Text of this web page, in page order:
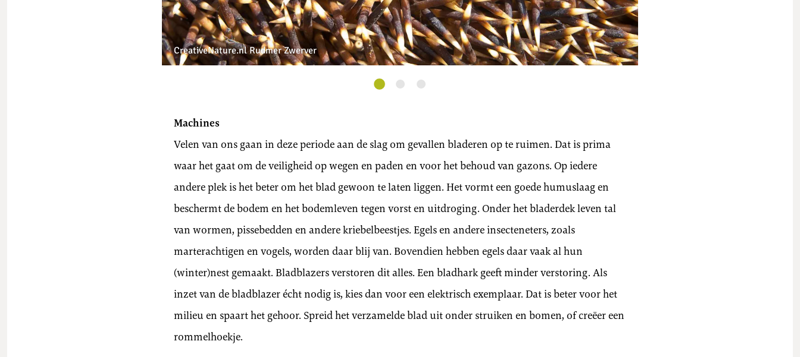
CreativeNature.nl Rudmer Zwerver
1
Machines
Velen van ons gaan in deze periode aan de slag om gevallen bladeren op te ruimen. Dat is prima
waar het gaat om de veiligheid op wegen en paden en voor het behoud van gazons. Op iedere
andere plek is het beter om het blad gewoon te laten liggen. Het vormt een goede humuslaag en
beschermt de bodem en het bodemleven tegen vorst en uitdroging. Onder het bladerdek leven tal
van wormen, pissebedden en andere kriebelbeestjes. Egels en andere insecteneters, zoals
marterachtigen en vogels, worden daar blij van. Bovendien hebben egels daar vaak al hun
(winter)nest gemaakt. Bladblazers verstoren dit alles. Een bladhark geeft minder verstoring. Als
inzet van de bladblazer écht nodig is, kies dan voor een elektrisch exemplaar. Dat is beter voor het
milieu en spaart het gehoor. Spreid het verzamelde blad uit onder struiken en bomen, of creëer een
rommelhoekje.